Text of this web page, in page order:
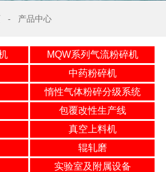
- 产品中心
MQW系列气流粉碎机
中药粉碎机
惰性气体粉碎分级系统
包覆改性生产线
真空上料机
辊轧磨
实验室及附属设备